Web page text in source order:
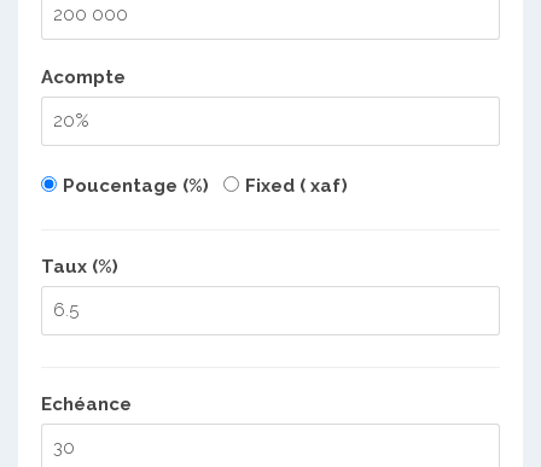
Acompte
Poucentage (%) Fixed ( xaf)
Taux (%)
Echéance